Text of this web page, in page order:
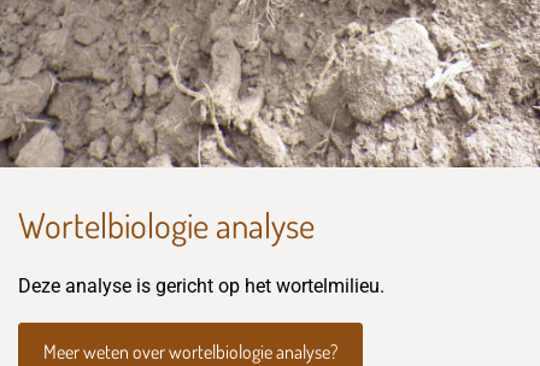
Wortelbiologie analyse
Deze analyse is gericht op het wortelmilieu.
Meer weten over wortelbiologie analyse?